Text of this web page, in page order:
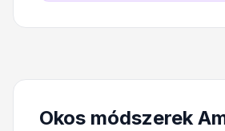
Okos módszerek